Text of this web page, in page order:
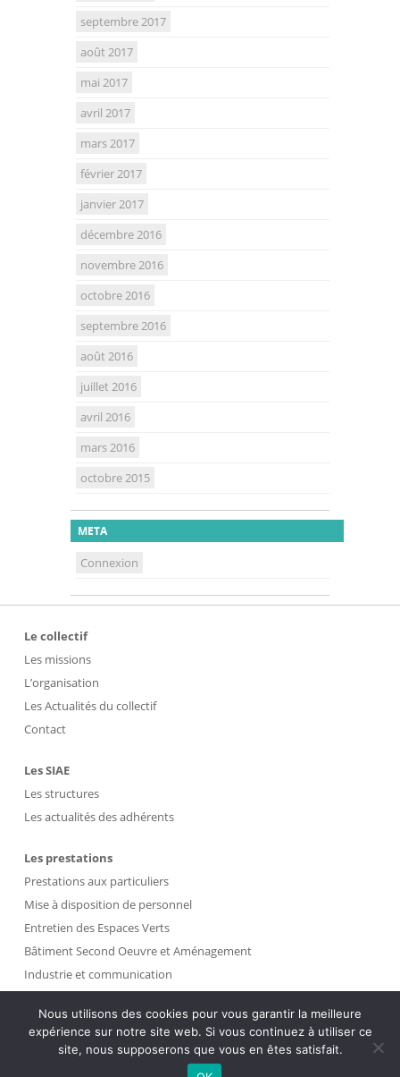
septembre 2017
août 2017
mai 2017
avril 2017
mars 2017
février 2017
janvier 2017
décembre 2016
novembre 2016
octobre 2016
septembre 2016
août 2016
juillet 2016
avril 2016
mars 2016
octobre 2015
META
Connexion
Le collectif
Les missions
L’organisation
Les Actualités du collectif
Contact
Les SIAE
Les structures
Les actualités des adhérents
Les prestations
Prestations aux particuliers
Mise à disposition de personnel
Entretien des Espaces Verts
Bâtiment Second Oeuvre et Aménagement
Industrie et communication
Intranet
Nous utilisons des cookies pour vous garantir la meilleure
expérience sur notre site web. Si vous continuez à utiliser ce
site, nous supposerons que vous en êtes satisfait.